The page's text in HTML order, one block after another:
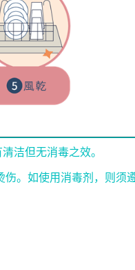
洁但无消毒之效。
。如使用消毒剂，则须